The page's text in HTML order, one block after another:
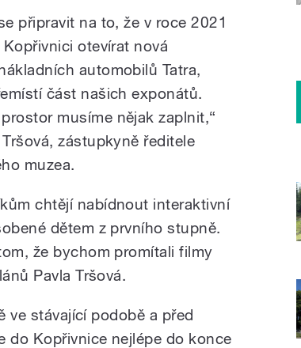
připravit na to, že v roce 2021
otevírat nová
automobilů Tatra,
část našich exponátů.
musíme nějak zaplnit,“
Tršová, zástupkyně ředitele
muzea.
chtějí nabídnout interaktivní
dětem z prvního stupně.
že bychom promítali filmy
Pavla Tršová.
ve stávající podobě a před
do Kopřivnice nejlépe do konce